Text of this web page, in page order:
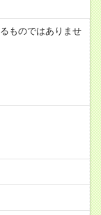
ものではありませ